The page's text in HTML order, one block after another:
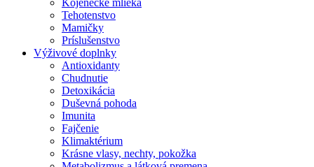
Kojenecké mlieka
Tehotenstvo
Mamičky
Príslušenstvo
Výživové doplnky
Antioxidanty
Chudnutie
Detoxikácia
Duševná pohoda
Imunita
Fajčenie
Klimaktérium
Krásne vlasy, nechty, pokožka